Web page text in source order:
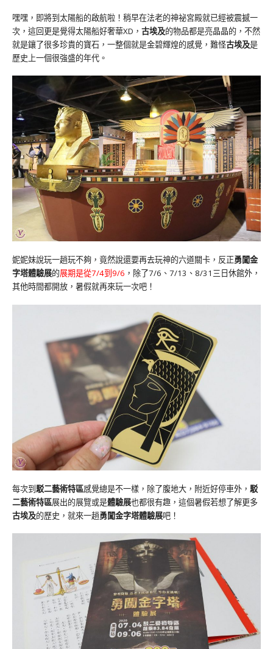
嘿嘿，即將到太陽船的啟航啦！稍早在法老的神祕宮殿就已經被震撼一
次，這回更是覺得太陽船好奢華XD， 古埃及的物品都是亮晶晶的，不然
就是鑲了很多珍貴的寶石，一整個就是金碧輝煌的感覺，難怪古埃及是
歷史上一個很強盛的年代。
妮妮妹說玩一趟玩不夠，竟然說還要再去玩神的六道關卡，反正勇闖金
字塔體驗展的展期是從7/4到9/6 ，除了7/6、7/13、8/31三日休館外，
其他時間都開放，暑假就再來玩一次吧！
每次到駁二藝術特區感覺總是不一樣，除了腹地大，附近好停車外， 駁
二藝術特區展出的展覽或是體驗展也都很有趣，這個暑假若想了解更多
古埃及的歷史，就來一趟勇闖金字塔體驗展吧！